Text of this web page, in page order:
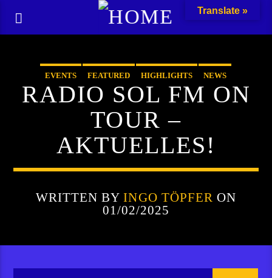
EVENTS FEATURED HIGHLIGHTS NEWS
RADIO SOL FM ON
TOUR –
AKTUELLES!
WRITTEN BYINGO TÖPFER ON
01/02/2025
Translate »